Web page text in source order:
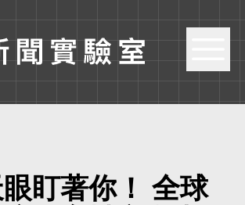
盯著你！ 全球